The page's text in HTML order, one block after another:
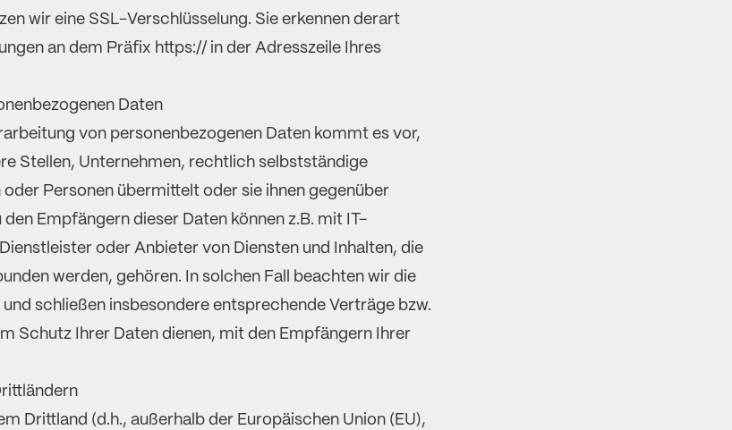
wir eine SSL-Verschlüsselung. Sie erkennen derart
an dem Präfix https:// in der Adresszeile Ihres
Daten
von personenbezogenen Daten kommt es vor,
Stellen, Unternehmen, rechtlich selbstständige
Personen übermittelt oder sie ihnen gegenüber
Empfängern dieser Daten können z.B. mit IT-
oder Anbieter von Diensten und Inhalten, die
werden, gehören. In solchen Fall beachten wir die
schließen insbesondere entsprechende Verträge bzw.
Schutz Ihrer Daten dienen, mit den Empfängern Ihrer
Drittland (d.h., außerhalb der Europäischen Union (EU),